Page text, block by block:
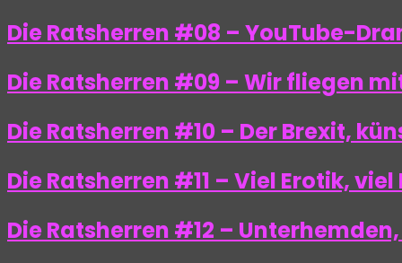
Die Ratsherren #08 – YouTube-
Die Ratsherren #09 – Wir fliegen
Die Ratsherren #10 – Der Brexit,
Die Ratsherren #11 – Viel Erotik,
Die Ratsherren #12 –